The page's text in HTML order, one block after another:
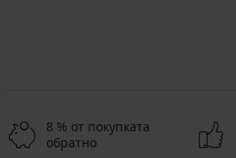
8 % от покупката
обратно